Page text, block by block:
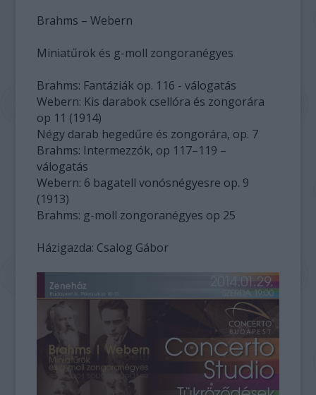
Brahms – Webern
Miniatűrök és g-moll zongoranégyes
Brahms: Fantáziák op. 116 - válogatás
Webern: Kis darabok csellóra és zongorára
op 11 (1914)
Négy darab hegedűre és zongorára, op. 7
Brahms: Intermezzók, op 117–119 –
válogatás
Webern: 6 bagatell vonósnégyesre op. 9
(1913)
Brahms: g-moll zongoranégyes op 25
Házigazda: Csalog Gábor